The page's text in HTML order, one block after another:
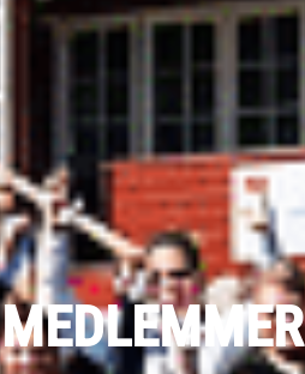
MEDLEMMER